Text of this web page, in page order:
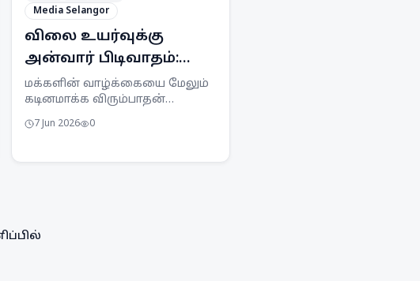
Media Selangor
விலை உயர்வுக்கு
அன்வார் பிடிவாதம்:
மானியம் தொடரும்
மக்களின் வாழ்க்கையை மேலும்
கடினமாக்க விரும்பாதன்
விலை உயர்வுக்கு உடன்பட
இப்ராஹிம் திட்டவட்டமாகத்
7 Jun 2026 0